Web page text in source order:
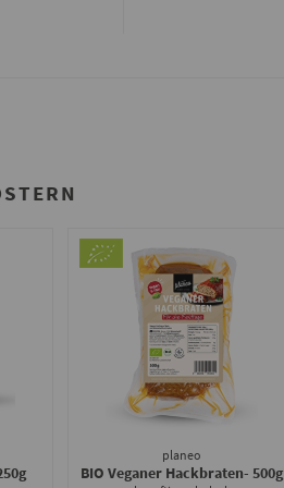
planeo
BIO Veganer Hackbraten- 500g